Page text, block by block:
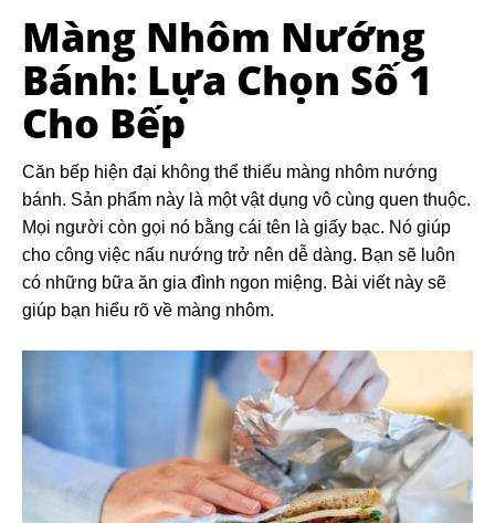
Màng Nhôm Nướng
Bánh: Lựa Chọn Số 1
Cho Bếp
Căn bếp hiện đại không thể thiếu màng nhôm nướng
bánh. Sản phẩm này là một vật dụng vô cùng quen thuộc.
Mọi người còn gọi nó bằng cái tên là giấy bạc. Nó giúp
cho công việc nấu nướng trở nên dễ dàng. Bạn sẽ luôn
có những bữa ăn gia đình ngon miệng. Bài viết này sẽ
giúp bạn hiểu rõ về màng nhôm.